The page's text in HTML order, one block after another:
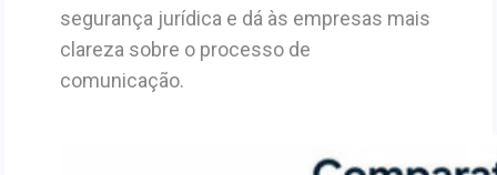
segurança jurídica e dá às empresas mais
clareza sobre o processo de
comunicação.